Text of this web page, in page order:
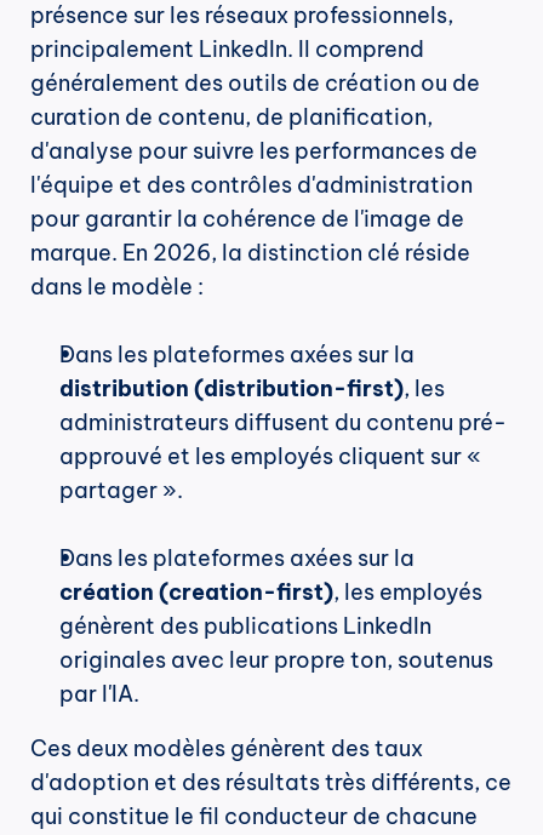
présence sur les réseaux professionnels,
principalement LinkedIn. Il comprend
généralement des outils de création ou de
curation de contenu, de planification,
d'analyse pour suivre les performances de
l'équipe et des contrôles d'administration
pour garantir la cohérence de l'image de
marque. En 2026, la distinction clé réside
dans le modèle :
distribution (distribution-first), les
administrateurs diffusent du contenu pré-
approuvé et les employés cliquent sur «
partager ».
création (creation-first), les employés
génèrent des publications LinkedIn
originales avec leur propre ton, soutenus
par l'IA.
Ces deux modèles génèrent des taux
d'adoption et des résultats très différents, ce
qui constitue le fil conducteur de chacune